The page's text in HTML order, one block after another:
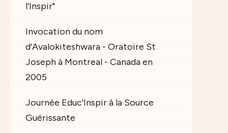
l'Inspir"
Invocation du nom
d'Avalokiteshwara - Oratoire St
Joseph à Montreal - Canada en
2005
Journée Educ'Inspir à la Source
Guérissante